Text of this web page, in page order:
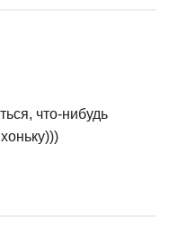
что-нибудь